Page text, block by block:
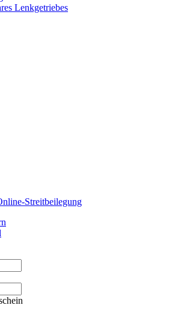
Lenkgetriebes
Streitbeilegung